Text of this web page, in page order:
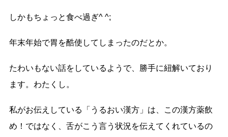
しかもちょっと食べ過ぎ^ ^;
年末年始で胃を酷使してしまったのだとか。
たわいもない話をしているようで、勝手に紐解いており
ます。わたくし。
私がお伝えしている「うるおい漢方」は、この漢方薬飲
め！ではなく、 舌がこう言う状況を伝えてくれているの